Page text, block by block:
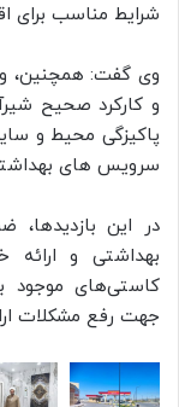
شرایط مناسب برای
وی گفت: همچنین،
و کارکرد صحیح
پاکیزگی محیط و
سرویس های
در این بازدیدها،
بهداشتی و ارائه
کاستی‌های موجود
جهت رفع مشکلات